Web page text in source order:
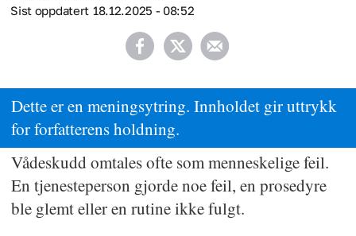
Sist oppdatert
18.12.2025 - 08:52
Dette er en meningsytring. Innholdet gir uttrykk
for forfatterens holdning.
Vådeskudd omtales ofte som menneskelige feil.
En tjenesteperson gjorde noe feil, en prosedyre
ble glemt eller en rutine ikke fulgt.